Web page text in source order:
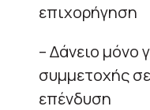
επιχορήγηση
– Δάνειο μόνο
συμμετοχής
επένδυση